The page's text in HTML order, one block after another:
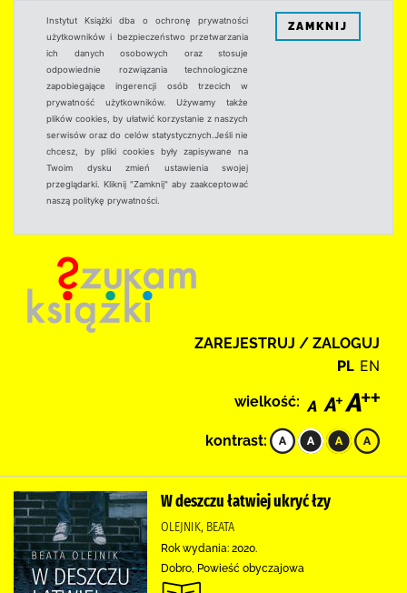
Instytut Książki dba o ochronę prywatności
użytkowników i bezpieczeństwo przetwarzania
ich danych osobowych oraz stosuje
odpowiednie rozwiązania technologiczne
zapobiegające ingerencji osób trzecich w
prywatność użytkowników. Używamy także
plików cookies, by ułatwić korzystanie z naszych
serwisów oraz do celów statystycznych.Jeśli nie
chcesz, by pliki cookies były zapisywane na
Twoim dysku zmień ustawienia swojej
przeglądarki. Kliknij "Zamknij" aby zaakceptować
naszą politykę prywatności.
ZAMKNIJ
ZAREJESTRUJ / ZALOGUJ
PL EN
wielkość:
kontrast:
W deszczu łatwiej ukryć łzy
OLEJNIK, BEATA
Rok wydania: 2020.
Dobro, Powieść obyczajowa